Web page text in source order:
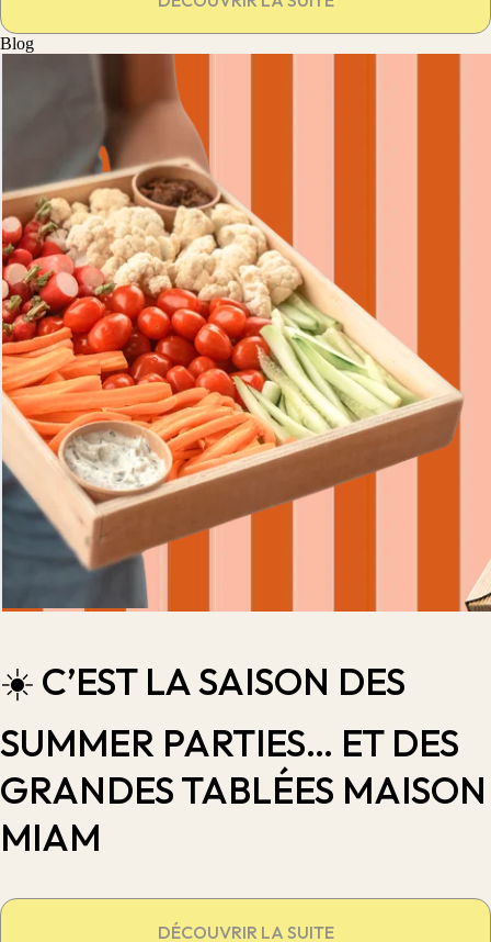
Blog
☀️ C’EST LA SAISON DES
SUMMER PARTIES… ET DES
GRANDES TABLÉES MAISON
MIAM
DÉCOUVRIR LA SUITE